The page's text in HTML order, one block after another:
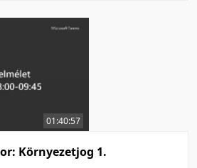
01:40:57
Környezetjog 1.